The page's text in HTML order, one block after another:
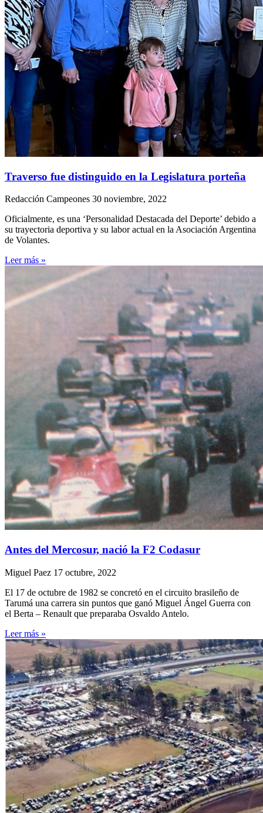
Traverso fue distinguido en la Legislatura porteña
Redacción Campeones 30 noviembre, 2022
Oficialmente, es una ‘Personalidad Destacada del Deporte’ debido a
su trayectoria deportiva y su labor actual en la Asociación Argentina
de Volantes.
Leer más »
Antes del Mercosur, nació la F2 Codasur
Miguel Paez 17 octubre, 2022
El 17 de octubre de 1982 se concretó en el circuito brasileño de
Tarumá una carrera sin puntos que ganó Miguel Ángel Guerra con
el Berta – Renault que preparaba Osvaldo Antelo.
Leer más »